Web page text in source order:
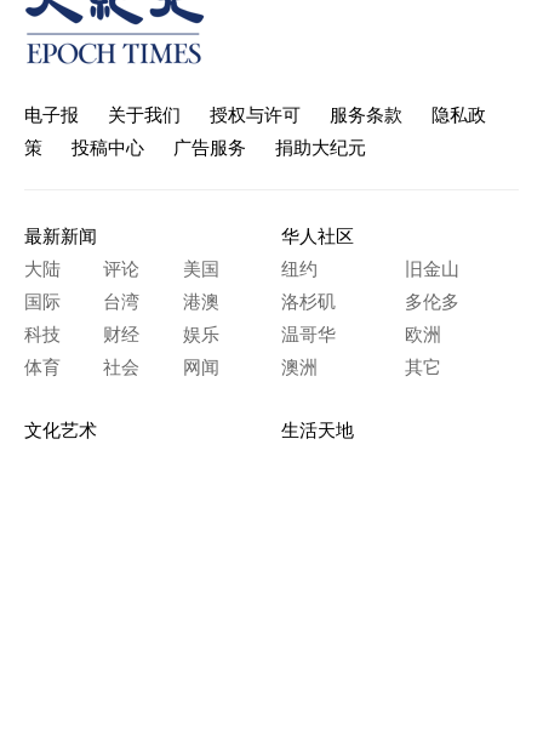
电子报 关于我们 授权与许可 服务条款
隐私政
策
投稿中心 广告服务 捐助大纪元
最新新闻
大陆
评论
美国
国际
台湾
港澳
科技
财经
娱乐
体育
社会 网闻
华人社区
纽约
旧金山
洛杉矶
多伦多
温哥华
欧洲
澳洲
其它
文化艺术
生活天地